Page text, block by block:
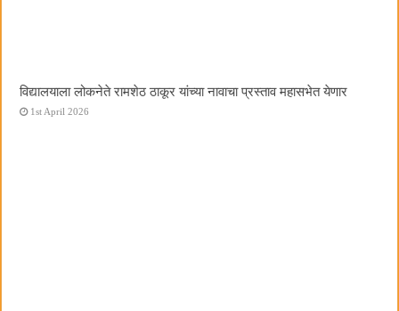
विद्यालयाला लोकनेते रामशेठ ठाकूर यांच्या नावाचा प्रस्ताव महासभेत येणार
1st April 2026